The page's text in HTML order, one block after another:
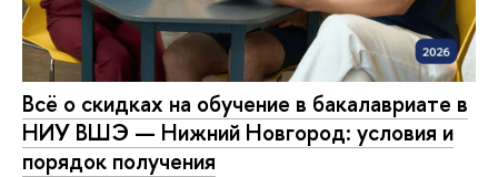
Всё о скидках на обучение в бакалавриате в
НИУ ВШЭ — Нижний Новгород: условия и
порядок получения